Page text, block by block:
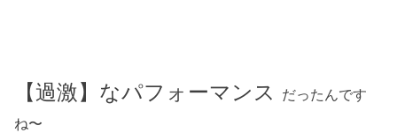
【過激】なパフォーマンス
だったんです
ね〜